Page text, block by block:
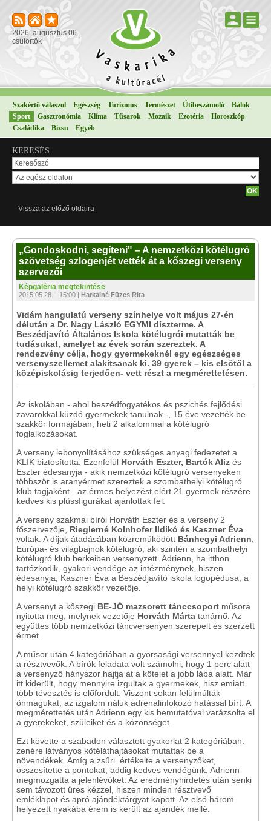
2026. augusztus 06.
csütörtök
Szakértő válaszol Egészség Turizmus Természet Útibeszámoló
Bálok
Sport
Gasztronómia Klíma Tűsarok Mozaik Ezotéria
Horoszkóp
Családika
Bizsu Egyéb
KERESÉS
Vissza az előző oldalra
„Gondoskodni, segíteni" – A nemzetközi kötélugró
szövetség szlogenjét vették át a kőszegi verseny
szervezői
Képgaléria megtekintése
2015.05.28. - 15:00 | Harkainé Füzes Rita
Vidám hangulatú verseny színhelye volt május 27-én
délután a Dr. Nagy László EGYMI díszterme. A
Beszédjavító Általános Iskola kötélugrói mutatták be
tudásukat, amelyet az évek során szereztek. A
rendezvény célja, hogy gyermekeknél egy egészséges
versenyszellemet alakítsanak ki. 39 gyerek – kis elsőtől a
középiskolásig terjedően- vett részt a megmérettetésen.
Az iskolában - ahol beszédfogyatékos és pszichés fejlődési
zavarokkal küzdő gyermekek tanulnak -, 15 éve vezették be
szakkör formájában, heti 2 alkalommal a kötélugró
foglalkozásokat.
A verseny lebonyolításához szükséges anyagi fedezetet a
KLIK biztosította. Ezenfelül Horváth Eszter, Bartók Aliz és
Eszter édesanyja - akik nemzetközi kötélugró versenyeken
többször is aranyérmet szereztek a szombathelyi kötélugró
klub tagjaként - az érmes helyezést elért 21 gyermek részére
kedves kis plüssfigurákat ajánlottak fel.
A verseny szakmai bírói Horváth Eszter és a verseny 2
főszervezője, Rieglerné Kolnhofer Ildikó és Kaszner Éva
voltak. A díjak átadásában közreműködött Bánhegyi Adrienn
Európa- és világbajnok kötélugró, aki szintén a szombathelyi
kötélugró klub berkeiben versenyzett. Adrienn, ha itthon
tartózkodik, gyakori vendége az intézménynek, hiszen
édesanyja, Kaszner Éva a Beszédjavító iskola logopédusa, a
helyi kötélugró szakkör vezetője.
A versenyt a kőszegi BE-JÓ mazsorett tánccsoport műsora
nyitotta meg, melynek vezetője Horváth Márta tanárnő. Az
együttes több nemzetközi táncversenyen szerepelt és szerzett
érmet.
A műsor után 4 kategóriában a gyorsasági versennyel kezdtek
a résztvevők. A bírók feladata volt számolni, hogy 1 perc alatt
a versenyző hányszor hajtja át a kötelet a jobb lába alatt. Már
itt kiderült, hogy mennyire izgultak a gyermekek, hisz emiatt
több tévesztés is előfordult. Viszont sokan felülmúlták
önmagukat, az izgalom náluk adrenalinfokozó hatással bírt. A
megmérettetés után Adrienn egy kis bemutatóval varázsolta el
a gyerekeket, szüleiket és a közönséget.
Ezt követte a szabadon választott gyakorlat 2 kategóriában:
zenére látványos kötéláthajtásokat mutattak be a
növendékek. Amíg a zsűri értékelte a versenyzőket,
összesítette a pontokat, addig kedves vendégünk, Adrienn
megmozgatta a jelenlévőket. Az eredményhirdetés után senki
sem távozott üres kézzel, hiszen minden résztvevő
emléklapot és apró ajándéktárgyat kapott. Az első három
helyezett nyakába érem is került az ajándék mellé.